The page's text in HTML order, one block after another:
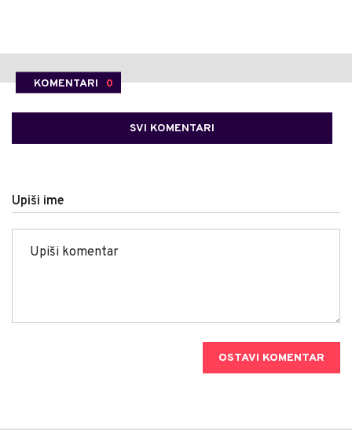
KOMENTARI 0
SVI KOMENTARI
Upiši ime
OSTAVI KOMENTAR